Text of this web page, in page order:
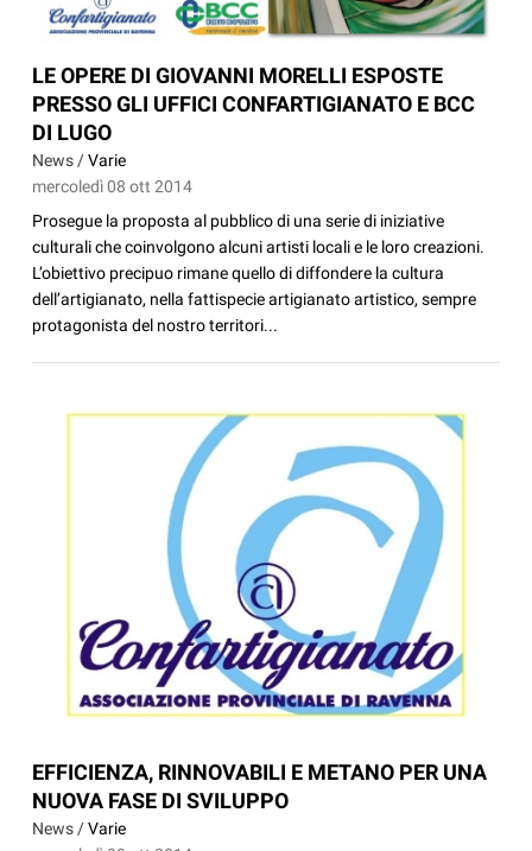
LE OPERE DI GIOVANNI MORELLI ESPOSTE
PRESSO GLI UFFICI CONFARTIGIANATO E BCC
DI LUGO
News /Varie
mercoledì 08 ott 2014
Prosegue la proposta al pubblico di una serie di iniziative
culturali che coinvolgono alcuni artisti locali e le loro creazioni.
L’obiettivo precipuo rimane quello di diffondere la cultura
dell’artigianato, nella fattispecie artigianato artistico, sempre
protagonista del nostro territori...
EFFICIENZA, RINNOVABILI E METANO PER UNA
NUOVA FASE DI SVILUPPO
News /Varie